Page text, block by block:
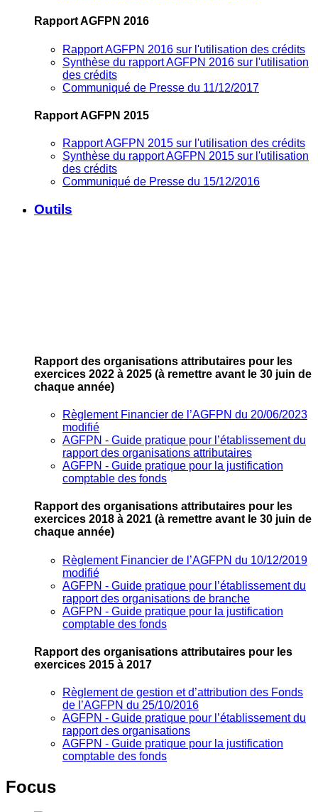
Rapport AGFPN 2016
Rapport AGFPN 2016 sur l'utilisation des crédits
Synthèse du rapport AGFPN 2016 sur l'utilisation
des crédits
Communiqué de Presse du 11/12/2017
Rapport AGFPN 2015
Rapport AGFPN 2015 sur l'utilisation des crédits
Synthèse du rapport AGFPN 2015 sur l'utilisation
des crédits
Communiqué de Presse du 15/12/2016
Outils
Rapport des organisations attributaires pour les
exercices 2022 à 2025 (à remettre avant le 30 juin de
chaque année)
Règlement Financier de l’AGFPN du 20/06/2023
modifié
AGFPN ‐ Guide pratique pour l’établissement du
rapport des organisations attributaires
AGFPN ‐ Guide pratique pour la justification
comptable des fonds
Rapport des organisations attributaires pour les
exercices 2018 à 2021 (à remettre avant le 30 juin de
chaque année)
Règlement Financier de l’AGFPN du 10/12/2019
modifié
AGFPN ‐ Guide pratique pour l’établissement du
rapport des organisations de branche
AGFPN ‐ Guide pratique pour la justification
comptable des fonds
Rapport des organisations attributaires pour les
exercices 2015 à 2017
Règlement de gestion et d’attribution des Fonds
de l’AGFPN du 25/10/2016
AGFPN ‐ Guide pratique pour l’établissement du
rapport des organisations
AGFPN ‐ Guide pratique pour la justification
comptable des fonds
Focus